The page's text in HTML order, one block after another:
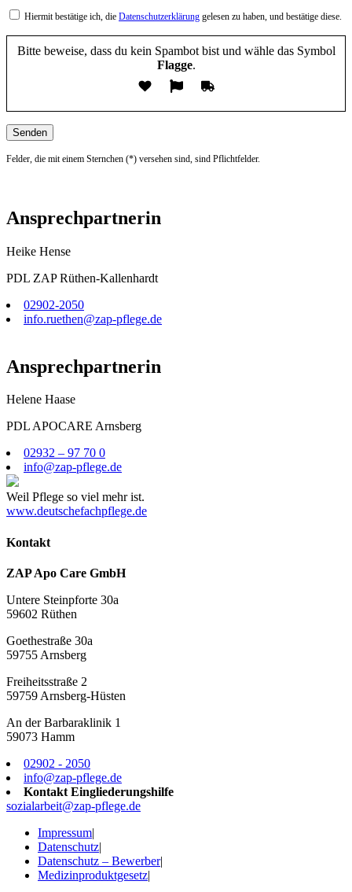
Hiermit bestätige ich, die Datenschutzerklärung gelesen zu haben, und bestätige diese.
Bitte beweise, dass du kein Spambot bist und wähle das Symbol
Flagge.
Felder, die mit einem Sternchen (*) versehen sind, sind Pflichtfelder.
Ansprechpartnerin
Heike Hense
PDL ZAP Rüthen-Kallenhardt
02902-2050
info.ruethen@zap-pflege.de
Ansprechpartnerin
Helene Haase
PDL APOCARE Arnsberg
02932 – 97 70 0
info@zap-pflege.de
Weil Pflege so viel mehr ist.
www.deutschefachpflege.de
Kontakt
ZAP Apo Care GmbH
Untere Steinpforte 30a
59602 Rüthen
Goethestraße 30a
59755 Arnsberg
Freiheitsstraße 2
59759 Arnsberg-Hüsten
An der Barbaraklinik 1
59073 Hamm
02902 - 2050
info@zap-pflege.de
Kontakt Eingliederungshilfe
sozialarbeit@zap-pflege.de
Impressum|
Datenschutz|
Datenschutz – Bewerber|
Medizinproduktgesetz|